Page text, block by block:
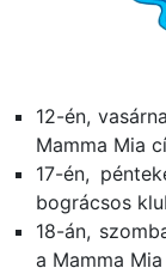
12-én,
Mamma Mia
17-én,
bográcsos
18-án,
a Mamma